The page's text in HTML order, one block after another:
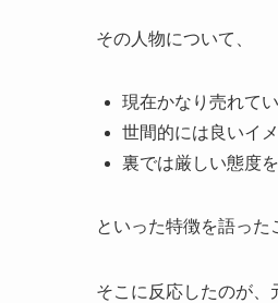
その人物について、
現在かなり売れて
世間的には良いイ
裏では厳しい態度
といった特徴を語った
そこに反応したのが、